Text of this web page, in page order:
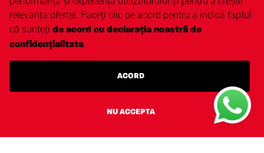
Harta site-ului
Triangle.nl
relevanța ofertei. Faceți clic pe acord pentru a indica faptul
că sunteți de acord cu declarația noastră de
confidențialitate.
ACORD
NU ACCEPTA